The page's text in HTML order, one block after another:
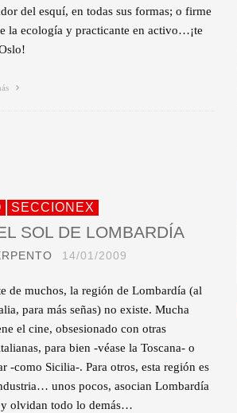
del esquí, en todas sus formas; o firme
la ecología y practicante en activo…¡te
SECCIONEX
SOL DE LOMBARDÍA
14/01/2009
de muchos, la región de Lombardía (al
para más señas) no existe. Mucha
el cine, obsesionado con otras
para bien -véase la Toscana- o
-como Sicilia-. Para otros, esta región es
unos pocos, asocian Lombardía
olvidan todo lo demás…